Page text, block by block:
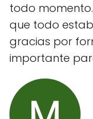
todo
que todo
gracias por
importante